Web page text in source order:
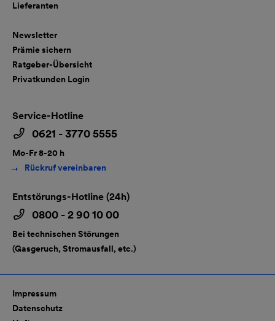
Lieferanten
Newsletter
Prämie sichern
Ratgeber-Übersicht
Privatkunden Login
Service-Hotline
0621 - 3770 5555
Mo-Fr 8-20 h
Rückruf vereinbaren
Entstörungs-Hotline (24h)
0800 - 2 90 10 00
Bei technischen Störungen
(Gasgeruch, Stromausfall, etc.)
Impressum
Datenschutz